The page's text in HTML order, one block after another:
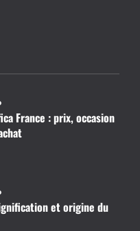
France : prix, occasion
et origine du